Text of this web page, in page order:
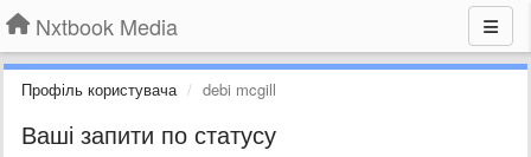
Nxtbook Media
Профіль користувача debi mcgill
Ваші запити по статусу